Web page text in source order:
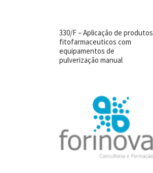
330/F – Aplicação de produtos
fitofarmaceuticos com
equipamentos de
pulverização manual